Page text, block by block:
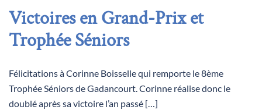
Victoires en Grand-Prix et
Trophée Séniors
Félicitations à Corinne Boisselle qui remporte le 8ème
Trophée Séniors de Gadancourt. Corinne réalise donc le
doublé après sa victoire l’an passé […]